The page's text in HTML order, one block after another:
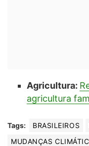
Agricultura:
agricultura
Tags: BRASILEIROS
MUDANÇAS